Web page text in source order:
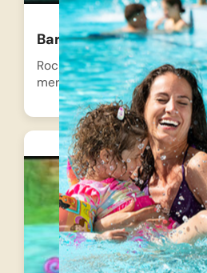
Barbie – Varázslatos
Rocki, a kis vízköpő
mert egy félreértés…